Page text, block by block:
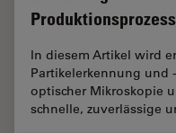
In diesem Artikel wird
Partikelerkennung und
optischer Mikroskopie
schnelle, zuverlässige